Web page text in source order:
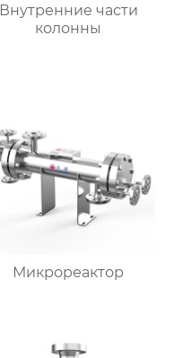
Внутренние части
колонны
Микрореактор